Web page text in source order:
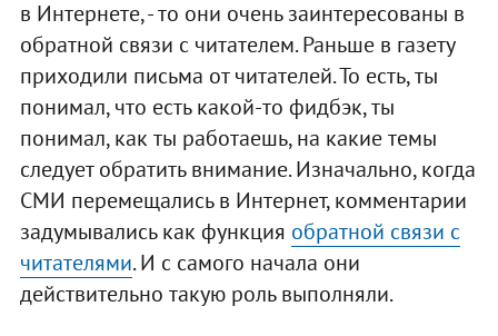
в Интернете, - то они очень заинтересованы в
обратной связи с читателем. Раньше в газету
приходили письма от читателей. То есть, ты
понимал, что есть какой-то фидбэк, ты
понимал, как ты работаешь, на какие темы
следует обратить внимание. Изначально, когда
СМИ перемещались в Интернет, комментарии
задумывались как функция обратной связи с
читателями. И с самого начала они
действительно такую роль выполняли.